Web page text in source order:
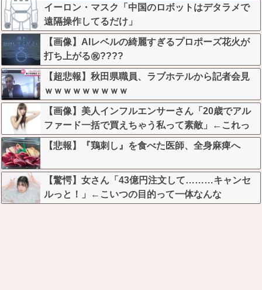
イーロン・マスク「中国のロボットはデタラメで
遠隔操作してるだけ」
【画像】AIレベルの綺麗すぎるプロポーズ花火が
打ち上がる㊗????
【超悲報】秋田県職員、ラブホテルから記者会見
ｗｗｗｗｗｗｗｗｗ
【画像】美人インフルエンサーさん「20歳でアル
ファード一括で買えちゃう私って素敵」←これっ
てガチなん？それともネタなん？w w w w w w w w
w
【悲報】『鶏刺し』を食べた医師、全身麻痺へ
【驚愕】女さん「43億円注文して………キャンセ
ルっと！」←こいつの目的って一体なんな